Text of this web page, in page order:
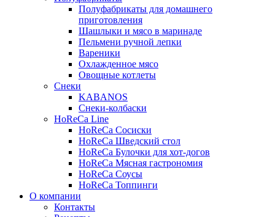
Полуфабрикаты для домашнего
приготовления
Шашлыки и мясо в маринаде
Пельмени ручной лепки
Вареники
Охлажденное мясо
Овощные котлеты
Снеки
KABANOS
Снеки-колбаски
HoReCa Line
HoReCa Сосиски
HoReCa Шведский стол
HoReCa Булочки для хот-догов
HoReCa Мясная гастрономия
HoReCa Соусы
HoReCa Топпинги
О компании
Контакты